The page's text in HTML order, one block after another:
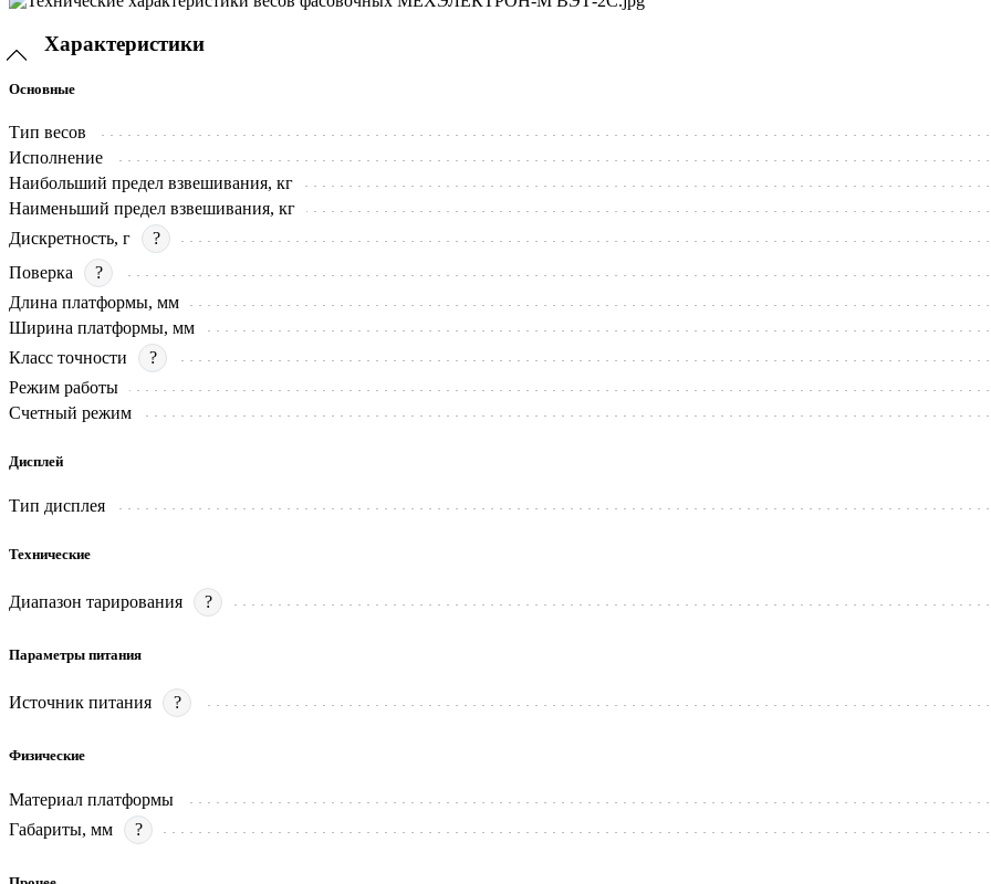
Характеристики
Основные
Тип весов
Исполнение
Наибольший предел взвешивания, кг
Наименьший предел взвешивания, кг
Дискретность, г
?
Поверка
?
Длина платформы, мм
Ширина платформы, мм
Класс точности
?
Режим работы
Счетный режим
Дисплей
Тип дисплея
Технические
Диапазон тарирования ?
Параметры питания
Источник питания ?
Физические
Материал платформы
Габариты, мм
?